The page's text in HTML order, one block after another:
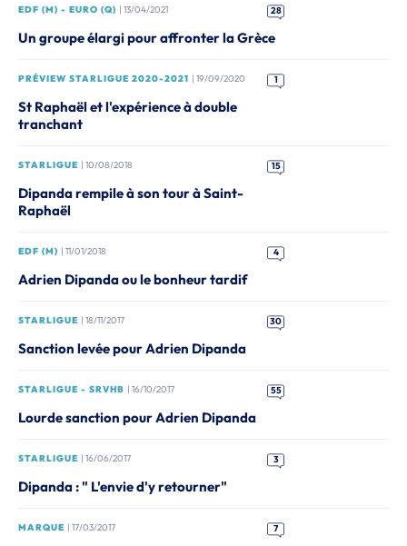
EDF (M) - EURO (Q) | 13/04/2021 28
Un groupe élargi pour affronter la Grèce
PRÉVIEW STARLIGUE 2020-2021 | 19/09/2020 1
St Raphaël et l'expérience à double
tranchant
STARLIGUE | 10/08/2018 15
Dipanda rempile à son tour à Saint-
Raphaël
EDF (M) | 11/01/2018 4
Adrien Dipanda ou le bonheur tardif
STARLIGUE | 18/11/2017 30
Sanction levée pour Adrien Dipanda
STARLIGUE - SRVHB | 16/10/2017 55
Lourde sanction pour Adrien Dipanda
STARLIGUE | 16/06/2017 3
Dipanda : " L'envie d'y retourner"
MARQUE | 17/03/2017 7